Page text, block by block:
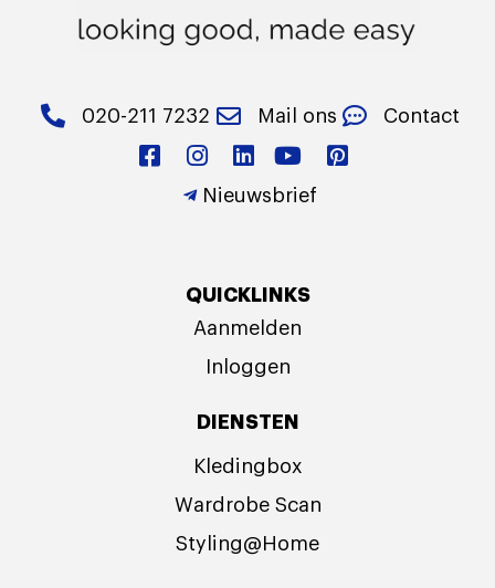
020-211 7232 Mail ons Contact
Nieuwsbrief
QUICKLINKS
Aanmelden
Inloggen
DIENSTEN
Kledingbox
Wardrobe Scan
Styling@Home